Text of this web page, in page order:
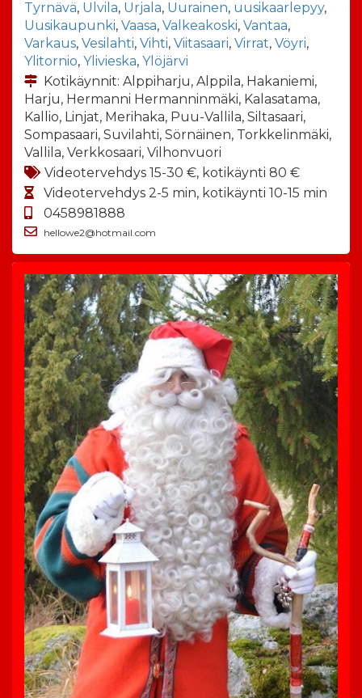
Tyrnävä, Ulvila, Urjala, Uurainen, uusikaarlepyy,
Uusikaupunki, Vaasa, Valkeakoski, Vantaa,
Varkaus, Vesilahti, Vihti, Viitasaari, Virrat, Vöyri,
Ylitornio, Ylivieska, Ylöjärvi
Kotikäynnit: Alppiharju, Alppila, Hakaniemi,
Harju, Hermanni Hermanninmäki, Kalasatama,
Kallio, Linjat, Merihaka, Puu-Vallila, Siltasaari,
Sompasaari, Suvilahti, Sörnäinen, Torkkelinmäki,
Vallila, Verkkosaari, Vilhonvuori
Videotervehdys 15-30 €, kotikäynti 80 €
Videotervehdys 2-5 min, kotikäynti 10-15 min
0458981888
hellowe2@hotmail.com